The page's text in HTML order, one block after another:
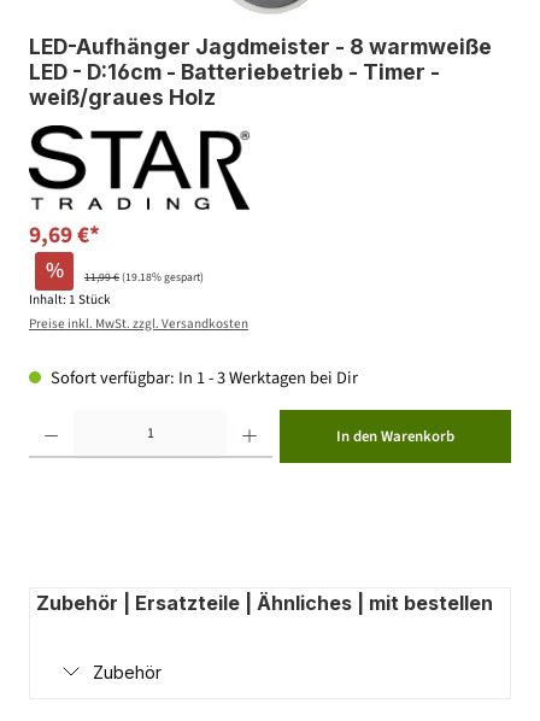
LED-Aufhänger Jagdmeister - 8 warmweiße
LED - D:16cm - Batteriebetrieb - Timer -
weiß/graues Holz
9,69 €*
% 11,99 €(19.18% gespart)
Inhalt: 1 Stück
Preise inkl. MwSt. zzgl. Versandkosten
Sofort verfügbar: In 1 - 3 Werktagen bei Dir
In den Warenkorb
Zubehör | Ersatzteile | Ähnliches | mit bestellen
Zubehör